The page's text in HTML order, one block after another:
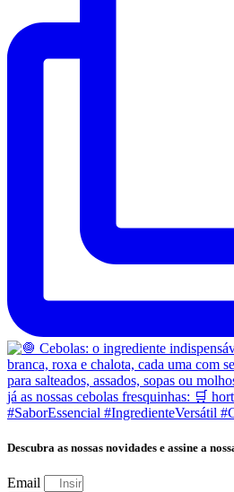
Descubra as nossas novidades e assine a
Email